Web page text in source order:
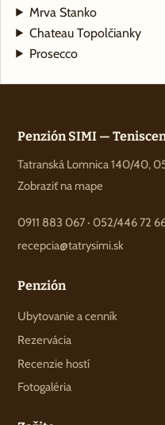
Mrva Stanko
Chateau Topolčianky
Prosecco
Penzión SIMI —
Tatranská Lomnica 140/40,
Zobraziť na mape
0911 883 067 ·052/446 72
recepcia@tatrysimi.sk
Penzión
Ubytovanie a cenník
Rezervácia
Recenzie hostí
Fotogaléria